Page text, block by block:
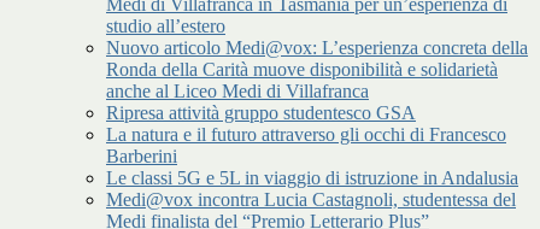
Medi di Villafranca in Tasmania per un’esperienza di
studio all’estero
Nuovo articolo Medi@vox: L’esperienza concreta della
Ronda della Carità muove disponibilità e solidarietà
anche al Liceo Medi di Villafranca
Ripresa attività gruppo studentesco GSA
La natura e il futuro attraverso gli occhi di Francesco
Barberini
Le classi 5G e 5L in viaggio di istruzione in Andalusia
Medi@vox incontra Lucia Castagnoli, studentessa del
Medi finalista del “Premio Letterario Plus”